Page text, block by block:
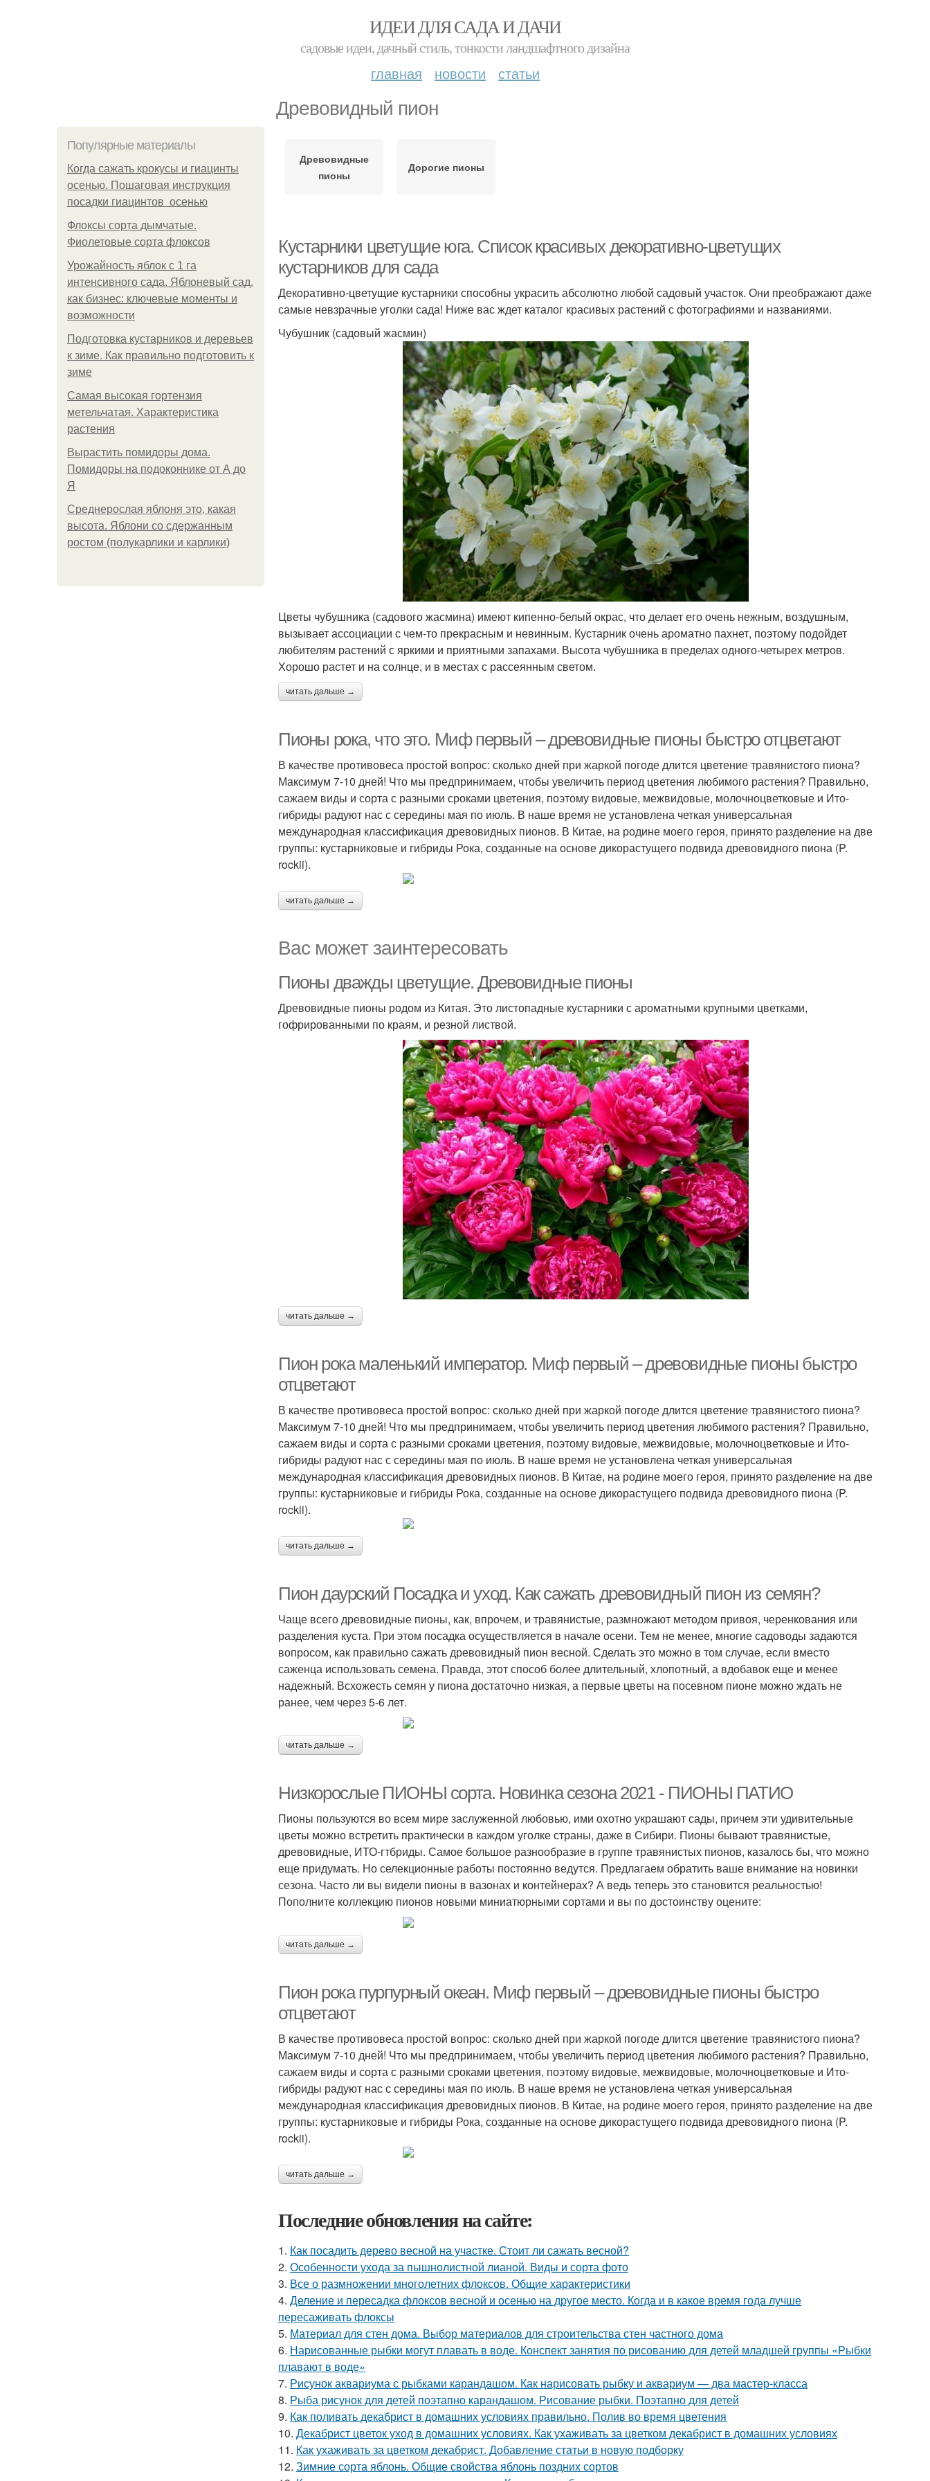
ИДЕИ ДЛЯ САДА И ДАЧИ
садовые идеи, дачный стиль, тонкости ландшафтного дизайна
главная новости статьи
Древовидный пион
Популярные материалы
Когда сажать крокусы и гиацинты
осенью. Пошаговая инструкция
посадки гиацинтов осенью
Флоксы сорта дымчатые.
Фиолетовые сорта флоксов
Урожайность яблок с 1 га
интенсивного сада. Яблоневый сад,
как бизнес: ключевые моменты и
возможности
Подготовка кустарников и деревьев
к зиме. Как правильно подготовить к
зиме
Самая высокая гортензия
метельчатая. Характеристика
растения
Вырастить помидоры дома.
Помидоры на подоконнике от А до
Я
Среднерослая яблоня это, какая
высота. Яблони со сдержанным
ростом (полукарлики и карлики)
Древовидные
пионы
Дорогие пионы
Кустарники цветущие юга. Список красивых декоративно-цветущих
кустарников для сада
Декоративно-цветущие кустарники способны украсить абсолютно любой садовый участок. Они преображают даже
самые невзрачные уголки сада! Ниже вас ждет каталог красивых растений с фотографиями и названиями.
Чубушник (садовый жасмин)
Цветы чубушника (садового жасмина) имеют кипенно-белый окрас, что делает его очень нежным, воздушным,
вызывает ассоциации с чем-то прекрасным и невинным. Кустарник очень ароматно пахнет, поэтому подойдет
любителям растений с яркими и приятными запахами. Высота чубушника в пределах одного-четырех метров.
Хорошо растет и на солнце, и в местах с рассеянным светом.
читать дальше →
Пионы рока, что это. Миф первый – древовидные пионы быстро отцветают
В качестве противовеса простой вопрос: сколько дней при жаркой погоде длится цветение травянистого пиона?
Максимум 7-10 дней! Что мы предпринимаем, чтобы увеличить период цветения любимого растения? Правильно,
сажаем виды и сорта с разными сроками цветения, поэтому видовые, межвидовые, молочноцветковые и Ито-
гибриды радуют нас с середины мая по июль. В наше время не установлена четкая универсальная
международная классификация древовидных пионов. В Китае, на родине моего героя, принято разделение на две
группы: кустарниковые и гибриды Рока, созданные на основе дикорастущего подвида древовидного пиона (P.
rockii).
читать дальше →
Вас может заинтересовать
Пионы дважды цветущие. Древовидные пионы
Древовидные пионы родом из Китая. Это листопадные кустарники с ароматными крупными цветками,
гофрированными по краям, и резной листвой.
читать дальше →
Пион рока маленький император. Миф первый – древовидные пионы быстро
отцветают
В качестве противовеса простой вопрос: сколько дней при жаркой погоде длится цветение травянистого пиона?
Максимум 7-10 дней! Что мы предпринимаем, чтобы увеличить период цветения любимого растения? Правильно,
сажаем виды и сорта с разными сроками цветения, поэтому видовые, межвидовые, молочноцветковые и Ито-
гибриды радуют нас с середины мая по июль. В наше время не установлена четкая универсальная
международная классификация древовидных пионов. В Китае, на родине моего героя, принято разделение на две
группы: кустарниковые и гибриды Рока, созданные на основе дикорастущего подвида древовидного пиона (P.
rockii).
читать дальше →
Пион даурский Посадка и уход. Как сажать древовидный пион из семян?
Чаще всего древовидные пионы, как, впрочем, и травянистые, размножают методом привоя, черенкования или
разделения куста. При этом посадка осуществляется в начале осени. Тем не менее, многие садоводы задаются
вопросом, как правильно сажать древовидный пион весной. Сделать это можно в том случае, если вместо
саженца использовать семена. Правда, этот способ более длительный, хлопотный, а вдобавок еще и менее
надежный. Всхожесть семян у пиона достаточно низкая, а первые цветы на посевном пионе можно ждать не
ранее, чем через 5-6 лет.
читать дальше →
Низкорослые ПИОНЫ сорта. Новинка сезона 2021 - ПИОНЫ ПАТИО
Пионы пользуются во всем мире заслуженной любовью, ими охотно украшают сады, причем эти удивительные
цветы можно встретить практически в каждом уголке страны, даже в Сибири. Пионы бывают травянистые,
древовидные, ИТО-гтбриды. Самое большое разнообразие в группе травянистых пионов, казалось бы, что можно
еще придумать. Но селекционные работы постоянно ведутся. Предлагаем обратить ваше внимание на новинки
сезона. Часто ли вы видели пионы в вазонах и контейнерах? А ведь теперь это становится реальностью!
Пополните коллекцию пионов новыми миниатюрными сортами и вы по достоинству оцените:
читать дальше →
Пион рока пурпурный океан. Миф первый – древовидные пионы быстро
отцветают
В качестве противовеса простой вопрос: сколько дней при жаркой погоде длится цветение травянистого пиона?
Максимум 7-10 дней! Что мы предпринимаем, чтобы увеличить период цветения любимого растения? Правильно,
сажаем виды и сорта с разными сроками цветения, поэтому видовые, межвидовые, молочноцветковые и Ито-
гибриды радуют нас с середины мая по июль. В наше время не установлена четкая универсальная
международная классификация древовидных пионов. В Китае, на родине моего героя, принято разделение на две
группы: кустарниковые и гибриды Рока, созданные на основе дикорастущего подвида древовидного пиона (P.
rockii).
читать дальше →
Последние обновления на сайте:
1. Как посадить дерево весной на участке. Стоит ли сажать весной?
2. Особенности ухода за пышнолистной лианой. Виды и сорта фото
3. Все о размножении многолетних флоксов. Общие характеристики
4. Деление и пересадка флоксов весной и осенью на другое место. Когда и в какое время года лучше
пересаживать флоксы
5. Материал для стен дома. Выбор материалов для строительства стен частного дома
6. Нарисованные рыбки могут плавать в воде. Конспект занятия по рисованию для детей младшей группы «Рыбки
плавают в воде»
7. Рисунок аквариума с рыбками карандашом. Как нарисовать рыбку и аквариум — два мастер-класса
8. Рыба рисунок для детей поэтапно карандашом. Рисование рыбки. Поэтапно для детей
9. Как поливать декабрист в домашних условиях правильно. Полив во время цветения
10. Декабрист цветок уход в домашних условиях. Как ухаживать за цветком декабрист в домашних условиях
11. Как ухаживать за цветком декабрист. Добавление статьи в новую подборку
12. Зимние сорта яблонь. Общие свойства яблонь поздних сортов